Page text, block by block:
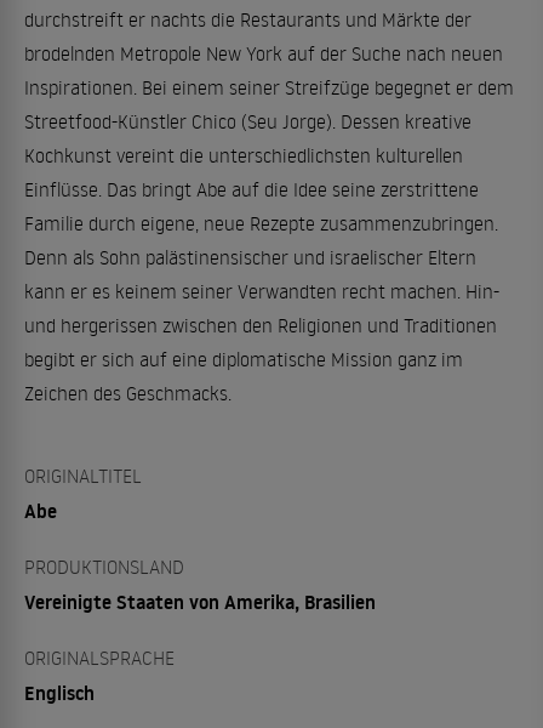
durchstreift er nachts die Restaurants und Märkte der
brodelnden Metropole New York auf der Suche nach neuen
Inspirationen. Bei einem seiner Streifzüge begegnet er dem
Streetfood-Künstler Chico (Seu Jorge). Dessen kreative
Kochkunst vereint die unterschiedlichsten kulturellen
Einflüsse. Das bringt Abe auf die Idee seine zerstrittene
Familie durch eigene, neue Rezepte zusammenzubringen.
Denn als Sohn palästinensischer und israelischer Eltern
kann er es keinem seiner Verwandten recht machen. Hin-
und hergerissen zwischen den Religionen und Traditionen
begibt er sich auf eine diplomatische Mission ganz im
Zeichen des Geschmacks.
ORIGINALTITEL
Abe
PRODUKTIONSLAND
Vereinigte Staaten von Amerika, Brasilien
ORIGINALSPRACHE
Englisch